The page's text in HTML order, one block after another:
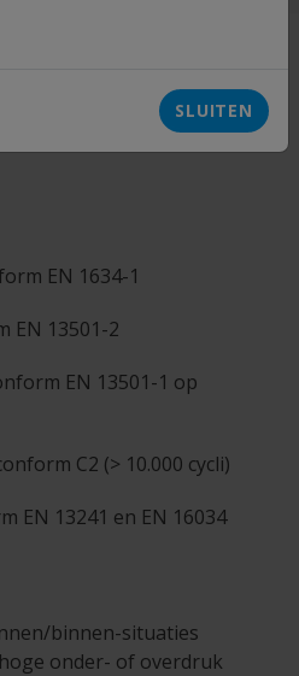
EN 1634-1
EN 13501-2
EN 13501-1 op
C2 (> 10.000 cycli)
EN 13241 en EN 16034
binnen-situaties
onder- of overdruk
SLUITEN